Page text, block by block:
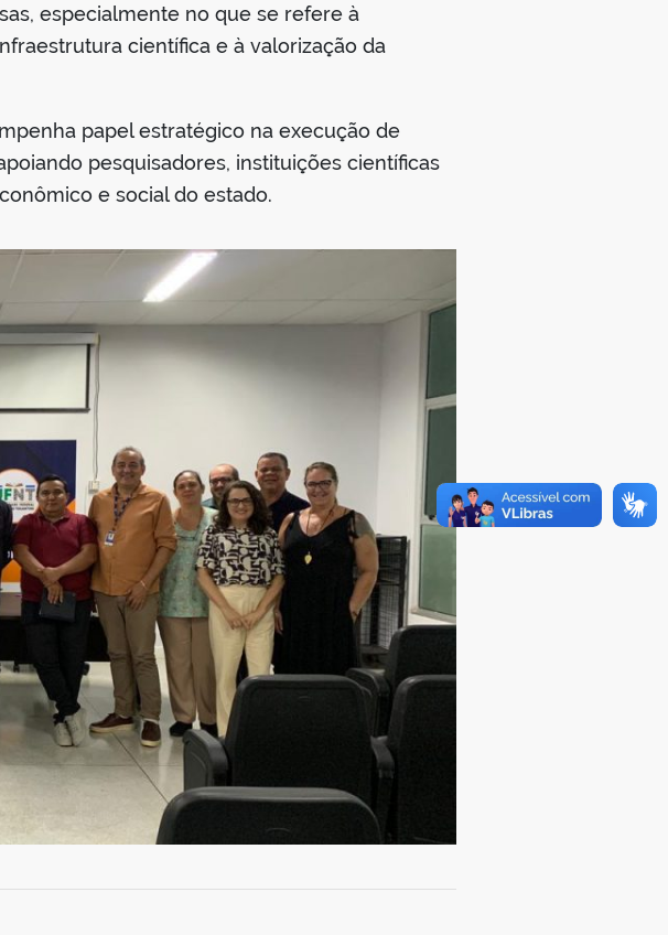
especialmente no que se refere à
científica e à valorização da
papel estratégico na execução de
pesquisadores, instituições científicas
e social do estado.